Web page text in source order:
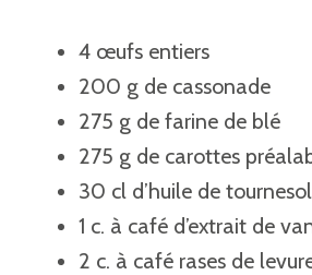
4 œufs entiers
200 g de cassonade
275 g de farine de blé
275 g de carottes
30 cl d’huile de tournesol
1 c. à café d’extrait de
2 c. à café rases de